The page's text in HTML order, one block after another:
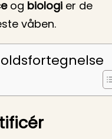
og biologi er de
våben.